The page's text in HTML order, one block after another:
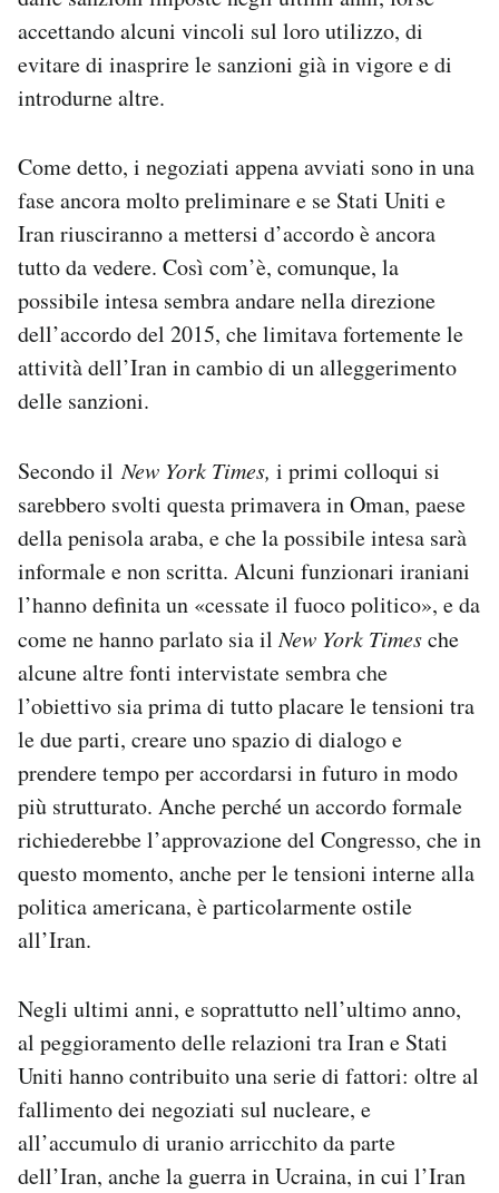
accettando alcuni vincoli sul loro utilizzo, di
evitare di inasprire le sanzioni già in vigore e di
introdurne altre.
Come detto, i negoziati appena avviati sono in una
fase ancora molto preliminare e se Stati Uniti e
Iran riusciranno a mettersi d’accordo è ancora
tutto da vedere. Così com’è, comunque, la
possibile intesa sembra andare nella direzione
dell’accordo del 2015, che limitava fortemente le
attività dell’Iran in cambio di un alleggerimento
delle sanzioni.
Secondo ilNew York Times, i primi colloqui si
sarebbero svolti questa primavera in Oman, paese
della penisola araba, e che la possibile intesa sarà
informale e non scritta. Alcuni funzionari iraniani
l’hanno definita un «cessate il fuoco politico», e da
come ne hanno parlato sia ilNew York Timesche
alcune altre fonti intervistate sembra che
l’obiettivo sia prima di tutto placare le tensioni tra
le due parti, creare uno spazio di dialogo e
prendere tempo per accordarsi in futuro in modo
più strutturato. Anche perché un accordo formale
richiederebbe l’approvazione del Congresso, che in
questo momento, anche per le tensioni interne alla
politica americana, è particolarmente ostile
all’Iran.
Negli ultimi anni, e soprattutto nell’ultimo anno,
al peggioramento delle relazioni tra Iran e Stati
Uniti hanno contribuito una serie di fattori: oltre al
fallimento dei negoziati sul nucleare, e
all’accumulo di uranio arricchito da parte
dell’Iran, anche la guerra in Ucraina, in cui l’Iran